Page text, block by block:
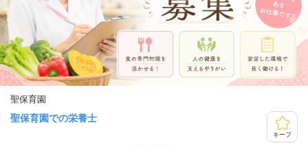
聖保育園
聖保育園での栄養士
キープ